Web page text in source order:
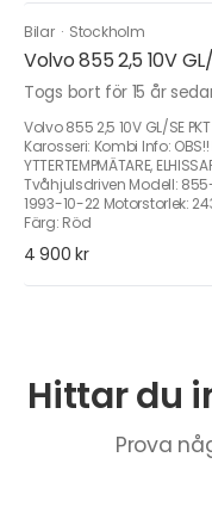
Bilar · Stockholm
Volvo 855 2,5 10V
Togs bort för 15 år
Volvo 855 2,5 10V GL/SE
Karosseri: Kombi Info: OBS!!
YTTERTEMPMÄTARE,
Tvåhjulsdriven Modell:
1993-10-22 Motorstorlek:
Färg: Röd
4 900 kr
Hittar du
Prova